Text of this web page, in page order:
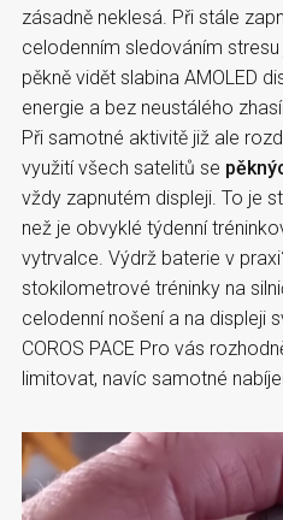
zásadně neklesá. Při stále
celodenním sledováním
pěkně vidět slabina AMOLED
energie a bez neustálého
Při samotné aktivitě již ale
využití všech satelitů se
vždy zapnutém displeji. To je
než je obvyklé týdenní
vytrvalce. Výdrž baterie v
stokilometrové tréninky na
celodenní nošení a na displeji
COROS PACE Pro vás
limitovat, navíc samotné